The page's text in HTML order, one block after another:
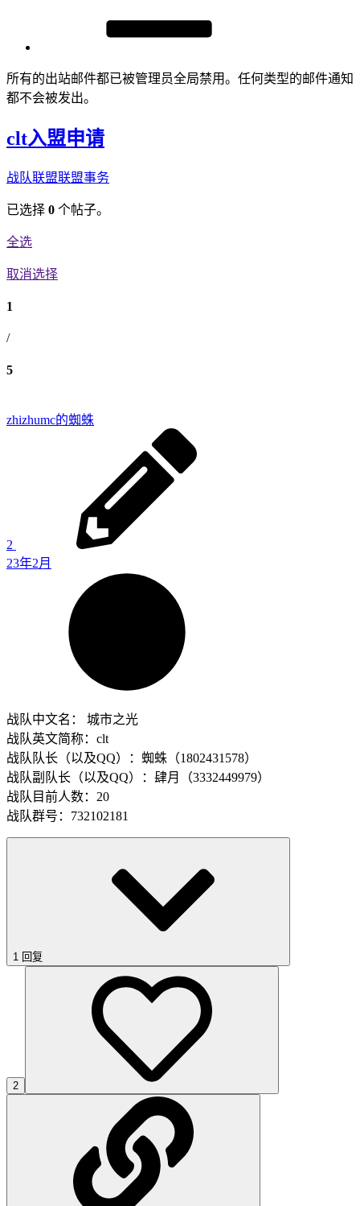
所有的出站邮件都已被管理员全局禁用。任何类型的邮件通知
都不会被发出。
clt入盟申请
战队联盟联盟事务
已选择 0 个帖子。
全选
取消选择
1
/
5
zhizhumc的蜘蛛
2
23年2月
战队中文名： 城市之光
战队英文简称：clt
战队队长（以及QQ）：蜘蛛（1802431578）
战队副队长（以及QQ）：肆月（3332449979）
战队目前人数：20
战队群号：732102181
1 回复
2